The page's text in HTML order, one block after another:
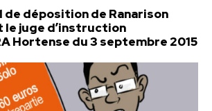
déposition de Ranarison
le juge d’instruction
Hortense du 3 septembre 2015